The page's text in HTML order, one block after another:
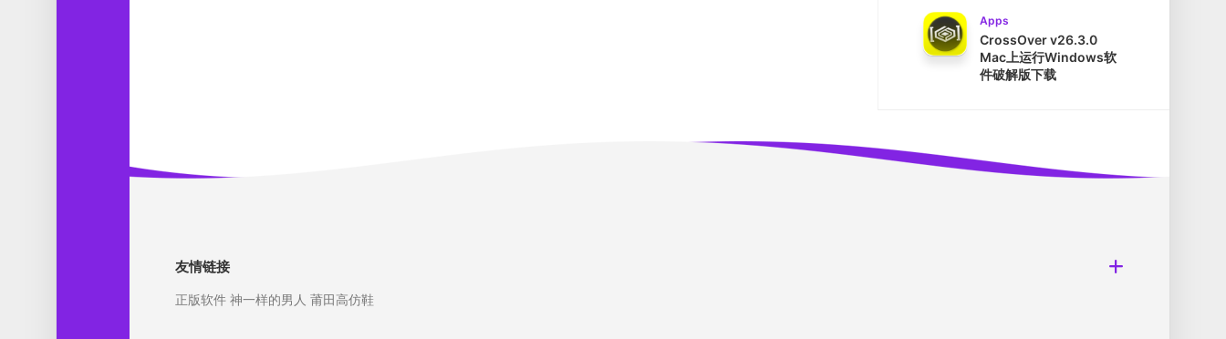
Apps
CrossOver v26.3.0
Mac上运行Windows软
件破解版下载
友情链接
正版软件 神一样的男人 莆田高仿鞋